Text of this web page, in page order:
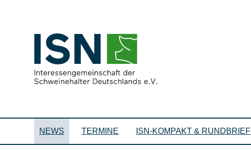
NEWS TERMINE ISN-KOMPAKT & RUNDBRIEF